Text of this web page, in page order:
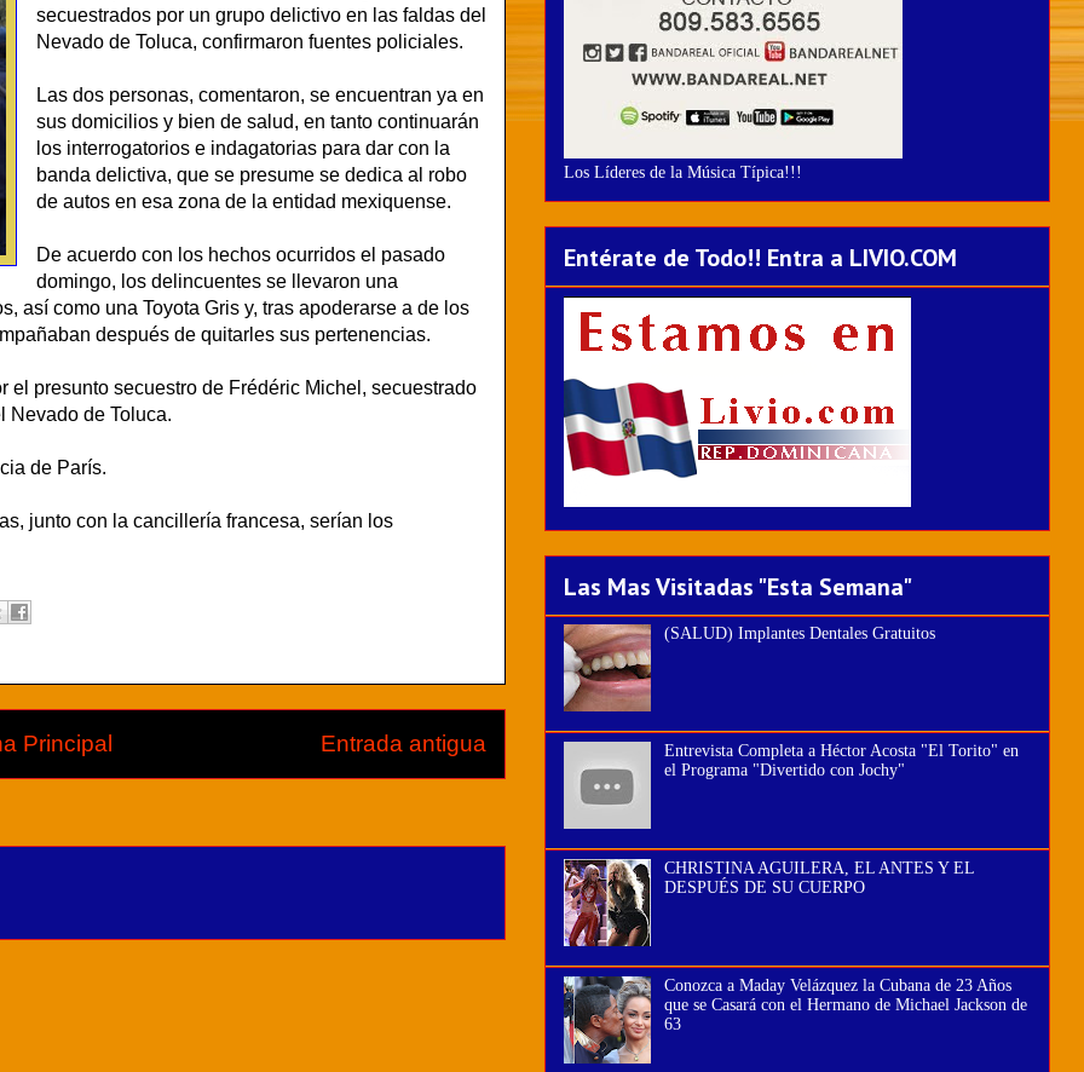
secuestrados por un grupo delictivo en las faldas del
Nevado de Toluca, confirmaron fuentes policiales.
Las dos personas, comentaron, se encuentran ya en
sus domicilios y bien de salud, en tanto continuarán
los interrogatorios e indagatorias para dar con la
banda delictiva, que se presume se dedica al robo
de autos en esa zona de la entidad mexiquense.
De acuerdo con los hechos ocurridos el pasado
domingo, los delincuentes se llevaron una
así como una Toyota Gris y, tras apoderarse a de los
después de quitarles sus pertenencias.
presunto secuestro de Frédéric Michel, secuestrado
Nevado de Toluca.
de París.
junto con la cancillería francesa, serían los
Entrada antigua
Principal
Los Líderes de la Música Típica!!!
Entérate de Todo!! Entra a LIVIO.COM
Las Mas Visitadas "Esta Semana"
(SALUD) Implantes Dentales Gratuitos
Entrevista Completa a Héctor Acosta "El Torito" en
el Programa "Divertido con Jochy"
CHRISTINA AGUILERA, EL ANTES Y EL
DESPUÉS DE SU CUERPO
Conozca a Maday Velázquez la Cubana de 23 Años
que se Casará con el Hermano de Michael Jackson de
63